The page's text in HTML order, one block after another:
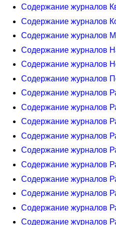
Содержание журналов
Содержание журналов
Содержание журналов
Содержание журналов
Содержание журналов
Содержание журналов
Содержание журналов
Содержание журналов
Содержание журналов
Содержание журналов
Содержание журналов
Содержание журналов
Содержание журналов
Содержание журналов
Содержание журналов
Содержание журналов